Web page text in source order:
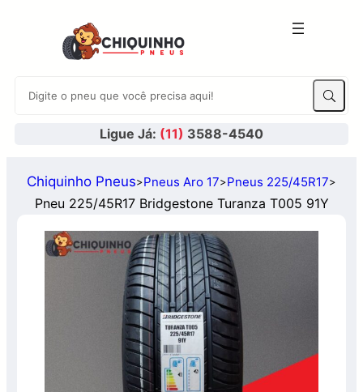
Ligue Já: (11) 3588-4540
Chiquinho Pneus>Pneus Aro 17>Pneus 225/45R17>
Pneu 225/45R17 Bridgestone Turanza T005 91Y